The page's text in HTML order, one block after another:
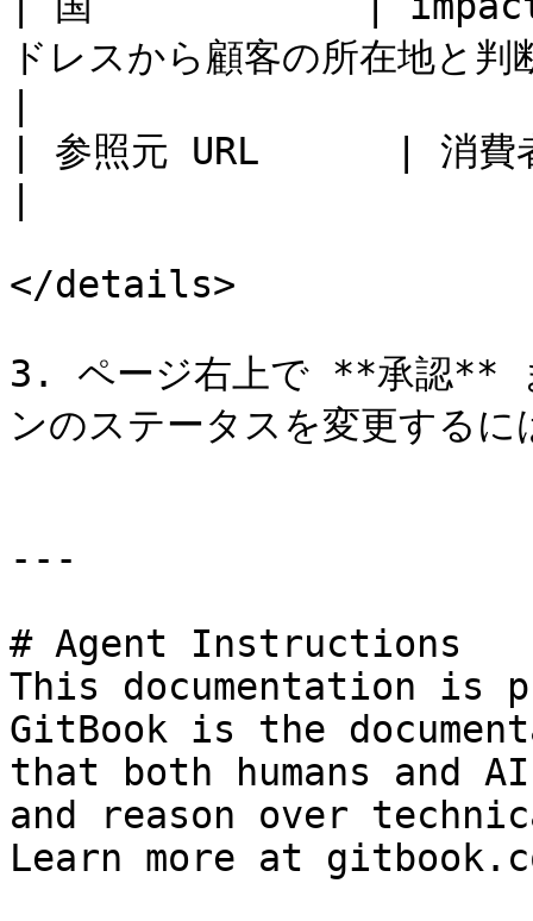
ドレスから顧客の所在地と
| 参照元 URL      | 消費者
</details>
3. ページ右上で **承認**
ンのステータスを変更するに
---
# Agent Instructions
This documentation is
GitBook is the
that both humans and
and reason over
Learn more at